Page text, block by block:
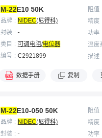
M-22E10 50K
品牌 NIDEC(尼得科)
封装
-
类目
可调电阻/电位器
编号
C2921899
阻值
精度
功率
温度
描述
数据手册 复制
M-22E10-050 50K
品牌 NIDEC(尼得科)
封装
-
阻值
精度
功率